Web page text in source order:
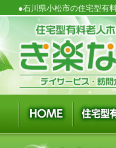
●石川県小松市の住宅型有